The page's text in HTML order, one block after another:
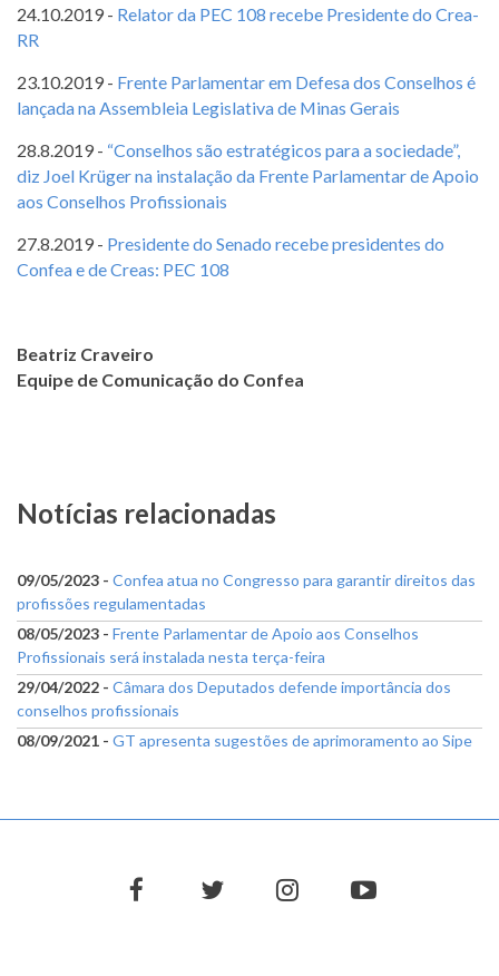
24.10.2019 - Relator da PEC 108 recebe Presidente do Crea-
RR
23.10.2019 - Frente Parlamentar em Defesa dos Conselhos é
lançada na Assembleia Legislativa de Minas Gerais
28.8.2019 - “Conselhos são estratégicos para a sociedade”,
diz Joel Krüger na instalação da Frente Parlamentar de Apoio
aos Conselhos Profissionais
27.8.2019 - Presidente do Senado recebe presidentes do
Confea e de Creas: PEC 108
Beatriz Craveiro
Equipe de Comunicação do Confea
Notícias relacionadas
09/05/2023 - Confea atua no Congresso para garantir direitos das
profissões regulamentadas
08/05/2023 - Frente Parlamentar de Apoio aos Conselhos
Profissionais será instalada nesta terça-feira
29/04/2022 - Câmara dos Deputados defende importância dos
conselhos profissionais
08/09/2021 - GT apresenta sugestões de aprimoramento ao Sipe
facebooktwitter instagramyoutube